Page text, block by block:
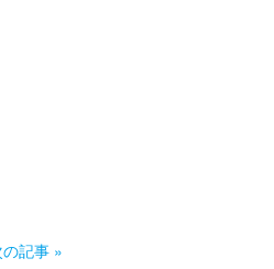
の記事 »